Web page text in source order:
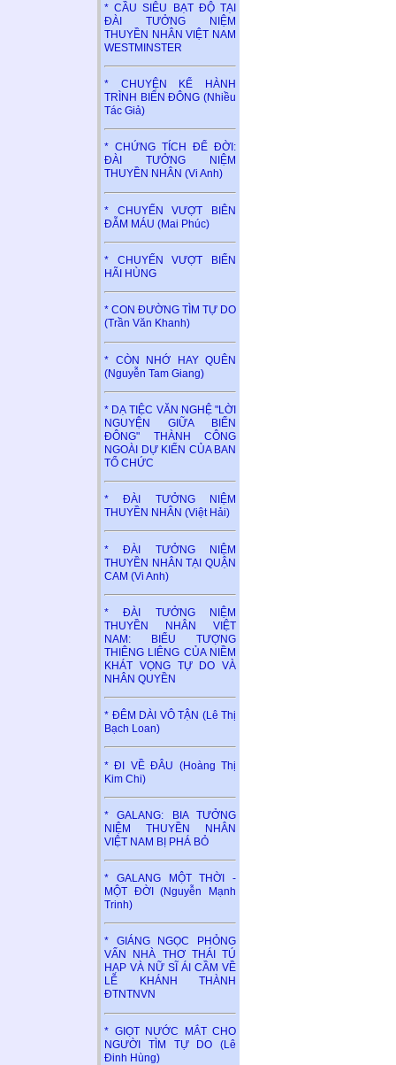
* CẦU SIÊU BẠT ĐỘ TẠI
ĐÀI TƯỞNG NIỆM
THUYỀN NHÂN VIỆT NAM
WESTMINSTER
* CHUYỆN KỂ HÀNH
TRÌNH BIỂN ĐÔNG (Nhiều
Tác Giả)
* CHỨNG TÍCH ĐỂ ĐỜI:
ĐÀI TƯỞNG NIỆM
THUYỀN NHÂN (Vi Anh)
* CHUYẾN VƯỢT BIÊN
ĐẪM MÁU (Mai Phúc)
* CHUYẾN VƯỢT BIỂN
HÃI HÙNG
* CON ĐƯỜNG TÌM TỰ DO
(Trần Văn Khanh)
* CÒN NHỚ HAY QUÊN
(Nguyễn Tam Giang)
* DẠ TIỆC VĂN NGHỆ "LỜI
NGUYỆN GIỮA BIỂN
ĐÔNG" THÀNH CÔNG
NGOÀI DỰ KIẾN CỦA BAN
TỔ CHỨC
* ĐÀI TƯỞNG NIỆM
THUYỀN NHÂN (Việt Hải)
* ĐÀI TƯỞNG NIỆM
THUYỀN NHÂN TẠI QUẬN
CAM (Vi Anh)
* ĐÀI TƯỞNG NIỆM
THUYỀN NHÂN VIỆT
NAM: BIỂU TƯỢNG
THIÊNG LIÊNG CỦA NIỀM
KHÁT VỌNG TỰ DO VÀ
NHÂN QUYỀN
* ĐÊM DÀI VÔ TẬN (Lê Thị
Bạch Loan)
* ĐI VỀ ĐÂU (Hoàng Thị
Kim Chi)
* GALANG: BIA TƯỞNG
NIỆM THUYỀN NHÂN
VIỆT NAM BỊ PHÁ BỎ
* GALANG MỘT THỜI -
MỘT ĐỜI (Nguyễn Mạnh
Trinh)
* GIÁNG NGỌC PHỎNG
VẤN NHÀ THƠ THÁI TÚ
HẠP VÀ NỮ SĨ ÁI CẦM VỀ
LỄ KHÁNH THÀNH
ĐTNTNVN
* GIỌT NƯỚC MẮT CHO
NGƯỜI TÌM TỰ DO (Lê
Đinh Hùng)